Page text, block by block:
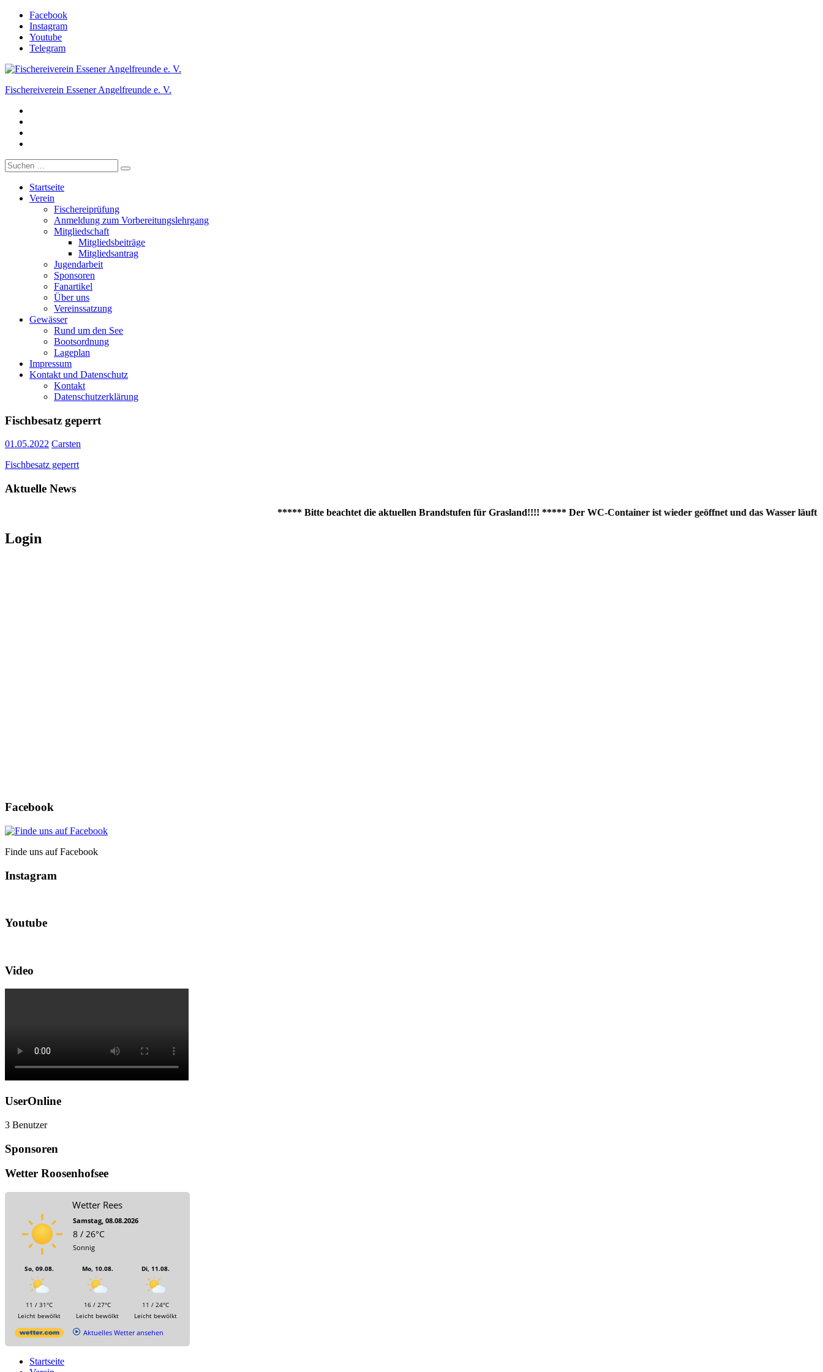
Zum
Inhalt
springen
Facebook
Instagram
Youtube
Telegram
Fischereiverein Essener Angelfreunde e. V.
Der Angelverein in Essen.
Suche
nach:
Startseite
Verein
Fischereiprüfung
Anmeldung zum Vorbereitungslehrgang
Mitgliedschaft
Mitgliedsbeiträge
Mitgliedsantrag
Jugendarbeit
Sponsoren
Fanartikel
Über uns
Vereinssatzung
Gewässer
Rund um den See
Bootsordnung
Lageplan
Impressum
Kontakt und Datenschutz
Kontakt
Datenschutzerklärung
Fischbesatz geperrt
01.05.2022 Carsten
Fischbesatz geperrt
Aktuelle News
***** Bitte beachtet die aktuellen Brandstufen für Grasland!!!! ***** Der WC-Container ist wieder geöffnet und das Wasser läuft
Login
Facebook
Finde uns auf Facebook
Instagram
Youtube
Video
UserOnline
3 Benutzer
Sponsoren
Wetter Roosenhofsee
Wetter Rees
Samstag, 08.08.2026
8 / 26°C
Sonnig
So, 09.08.
11 / 31°C
Leicht bewölkt
Mo, 10.08.
16 / 27°C
Leicht bewölkt
Di, 11.08.
11 / 24°C
Leicht bewölkt
Aktuelles Wetter ansehen
Startseite